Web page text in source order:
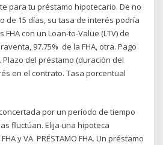
para tu préstamo hipotecario. De no
de 15 días, su tasa de interés podría
con un Loan-to-Value (LTV) de
97.75% de la FHA, otra. Pago
del préstamo (duración del
en el contrato. Tasa porcentual
por un período de tiempo
fluctúan. Elija una hipoteca
y VA. PRÉSTAMO FHA. Un préstamo